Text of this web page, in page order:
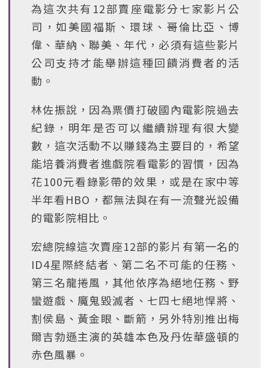
為這次共有12部賣座電影分七家影片公
司，如美國福斯、環球、哥倫比亞、博
偉、華納、聯美、年代，必須有這些影片
公司支持才能舉辦這種回饋消費者的活
動。
林佐振說，因為票價打破國內電影院過去
紀錄，明年是否可以繼續辦理有很大變
數，這次活動不以賺錢為主要目的，希望
能培養消費者進戲院看電影的習慣，因為
花100元看錄影帶的效果，或是在家中等
半年看HBO，都無法與在有一流聲光設備
的電影院相比。
宏總院線這次賣座12部的影片有第一名的
ID4星際終結者、第二名不可能的任務、
第三名龍捲風，其他依序為絕地任務、野
蠻遊戲、魔鬼毀滅者、七四七絕地悍將、
割侯島、黃金眼、斷箭，另外特別推出梅
爾吉勃遜主演的英雄本色及丹佐華盛頓的
赤色風暴。